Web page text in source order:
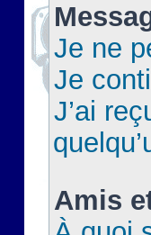
Je ne
Je
J’ai
Amis